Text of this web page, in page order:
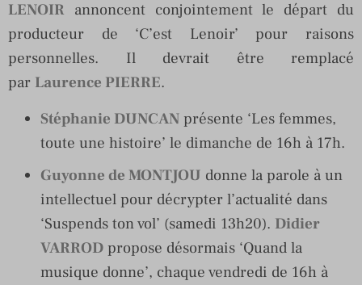
LENOIR annoncent conjointement le départ du
producteur de ‘C’est Lenoir’ pour raisons
personnelles. Il devrait être remplacé
par Laurence PIERRE.
Stéphanie DUNCAN présente ‘Les femmes,
toute une histoire’ le dimanche de 16h à 17h.
Guyonne de MONTJOU donne la parole à un
intellectuel pour décrypter l’actualité dans
‘Suspends ton vol’ (samedi 13h20). Didier
VARROD propose désormais ‘Quand la
musique donne’, chaque vendredi de 16h à